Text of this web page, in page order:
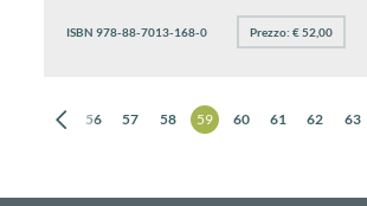
ISBN 978-88-7013-168-0 Prezzo: € 52,00
55 56 57 58 59 60 61 62 63